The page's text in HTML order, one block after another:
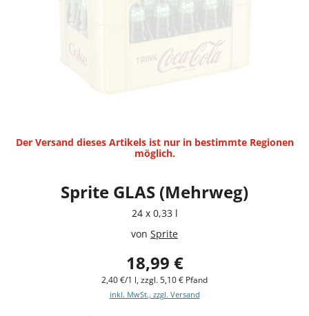
Der Versand dieses Artikels ist nur in bestimmte Regionen
möglich.
Sprite GLAS (Mehrweg)
24 x 0,33 l
von Sprite
18,99 €
2,40 €/1 l, zzgl. 5,10 € Pfand
inkl. MwSt., zzgl. Versand